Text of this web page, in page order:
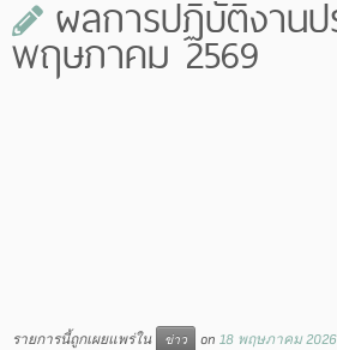
ผลการปฏิบัติงานป
พฤษภาคม 2569
รายการนี้ถูกเผยแพร่ใน ข่าว on 18 พฤษภาคม 2026